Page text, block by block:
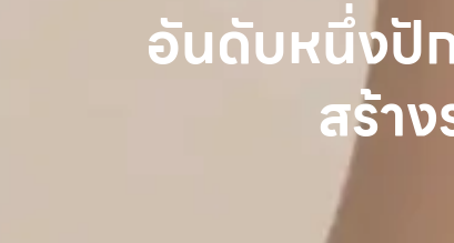
อันดับหนึ่งปั
สร้า